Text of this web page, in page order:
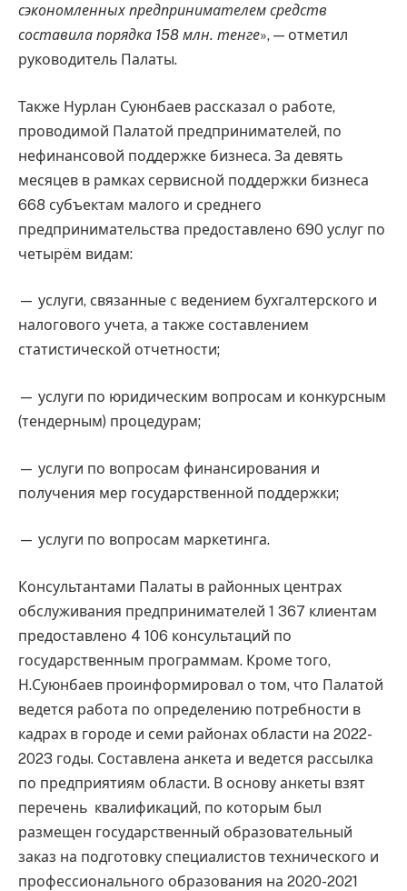
сэкономленных предпринимателем средств
составила порядка 158 млн. тенге», — отметил
руководитель Палаты.
Также Нурлан Суюнбаев рассказал о работе,
проводимой Палатой предпринимателей, по
нефинансовой поддержке бизнеса. За девять
месяцев в рамках сервисной поддержки бизнеса
668 субъектам малого и среднего
предпринимательства предоставлено 690 услуг по
четырём видам:
— услуги, связанные с ведением бухгалтерского и
налогового учета, а также составлением
статистической отчетности;
— услуги по юридическим вопросам и конкурсным
(тендерным) процедурам;
— услуги по вопросам финансирования и
получения мер государственной поддержки;
— услуги по вопросам маркетинга.
Консультантами Палаты в районных центрах
обслуживания предпринимателей 1 367 клиентам
предоставлено 4 106 консультаций по
государственным программам. Кроме того,
Н.Суюнбаев проинформировал о том, что Палатой
ведется работа по определению потребности в
кадрах в городе и семи районах области на 2022-
2023 годы. Составлена анкета и ведется рассылка
по предприятиям области. В основу анкеты взят
перечень квалификаций, по которым был
размещен государственный образовательный
заказ на подготовку специалистов технического и
профессионального образования на 2020-2021